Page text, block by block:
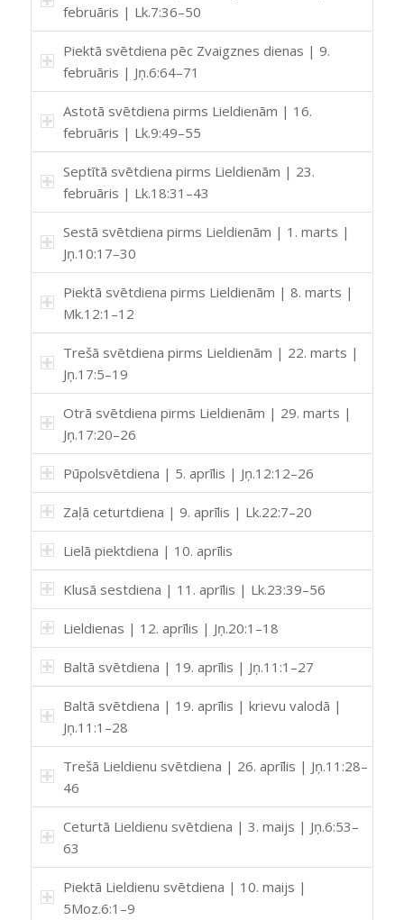
februāris | Lk.7:36–50
Piektā svētdiena pēc Zvaigznes dienas | 9.
februāris | Jņ.6:64–71
Astotā svētdiena pirms Lieldienām | 16.
februāris | Lk.9:49–55
Septītā svētdiena pirms Lieldienām | 23.
februāris | Lk.18:31–43
Sestā svētdiena pirms Lieldienām | 1. marts |
Jņ.10:17–30
Piektā svētdiena pirms Lieldienām | 8. marts |
Mk.12:1–12
Trešā svētdiena pirms Lieldienām | 22. marts |
Jņ.17:5–19
Otrā svētdiena pirms Lieldienām | 29. marts |
Jņ.17:20–26
Pūpolsvētdiena | 5. aprīlis | Jņ.12:12–26
Zaļā ceturtdiena | 9. aprīlis | Lk.22:7–20
Lielā piektdiena | 10. aprīlis
Klusā sestdiena | 11. aprīlis | Lk.23:39–56
Lieldienas | 12. aprīlis | Jņ.20:1–18
Baltā svētdiena | 19. aprīlis | Jņ.11:1–27
Baltā svētdiena | 19. aprīlis | krievu valodā |
Jņ.11:1–28
Trešā Lieldienu svētdiena | 26. aprīlis | Jņ.11:28–
46
Ceturtā Lieldienu svētdiena | 3. maijs | Jņ.6:53–
63
Piektā Lieldienu svētdiena | 10. maijs |
5Moz.6:1–9